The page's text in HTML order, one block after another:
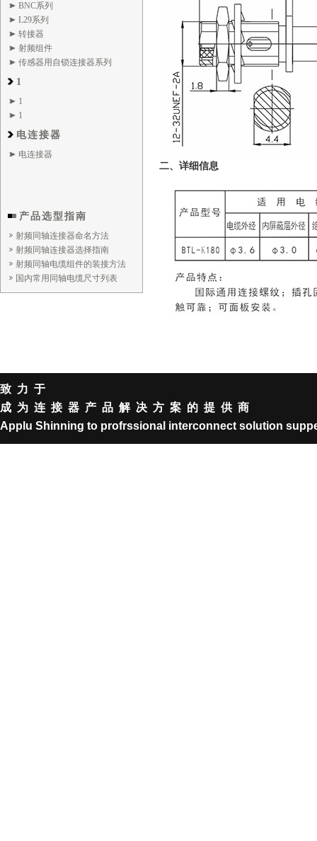
BNC系列
L29系列
转接器
射频组件
传感器用自锁连接器系列
1
1
1
电连接器
电连接器
产品选型指南
射频同轴连接器命名方法
射频同轴连接器选择指南
射频同轴电缆组件的装接方法
国内常用同轴电缆尺寸列表
二、详细信息
致力于
成为连接器产品解决方案的提供商
Applu Shinning to profrssional interconnect solution